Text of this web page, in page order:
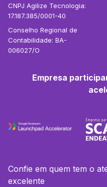
CNPJ Agilize Tecnologia:
17.187.385/0001-40
Conselho Regional de
Contabilidade: BA-
006027/O
Empresa
Confie em quem tem o
excelente